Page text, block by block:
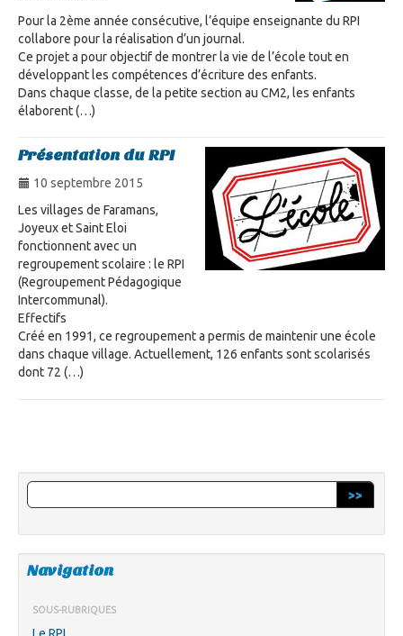
Pour la 2ème année consécutive, l’équipe enseignante du RPI
collabore pour la réalisation d’un journal.
Ce projet a pour objectif de montrer la vie de l’école tout en
développant les compétences d’écriture des enfants.
Dans chaque classe, de la petite section au CM2, les enfants
élaborent (…)
Présentation du RPI
10 septembre 2015
Les villages de Faramans,
Joyeux et Saint Eloi
fonctionnent avec un
regroupement scolaire : le RPI
(Regroupement Pédagogique
Intercommunal).
Effectifs
Créé en 1991, ce regroupement a permis de maintenir une école
dans chaque village. Actuellement, 126 enfants sont scolarisés
dont 72 (…)
>>
Navigation
SOUS-RUBRIQUES